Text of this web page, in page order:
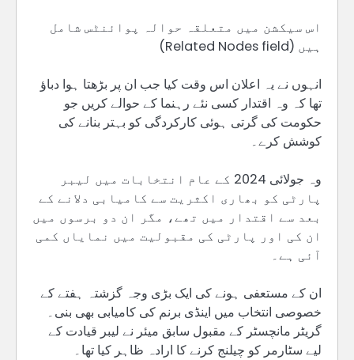
اس سیکشن میں متعلقہ حوالہ پوائنٹس شامل
ہیں (Related Nodes field)
انہوں نے یہ اعلان اس وقت کیا جب ان پر بڑھتا ہوا دباؤ
تھا کہ وہ اقتدار کسی نئے رہنما کے حوالے کریں جو
حکومت کی گرتی ہوئی کارکردگی کو بہتر بنانے کی
کوشش کرے۔
وہ جولائی 2024 کے عام انتخابات میں لیبر
پارٹی کو بھاری اکثریت سے کامیابی دلانے کے
بعد سے اقتدار میں تھے، مگر ان دو برسوں میں
ان کی اور پارٹی کی مقبولیت میں نمایاں کمی
آئی ہے۔
ان کے مستعفی ہونے کی ایک بڑی وجہ گزشتہ ہفتے کے
خصوصی انتخاب میں اینڈی برنم کی کامیابی بھی بنی۔
گریٹر مانچسٹر کے مقبول سابق میئر نے لیبر قیادت کے
لیے سٹارمر کو چیلنج کرنے کا ارادہ ظاہر کیا تھا۔